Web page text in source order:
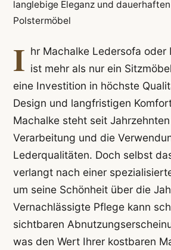
langlebige Eleganz und
Polstermöbel
I hr Machalke Ledersofa oder
ist mehr als nur ein
eine Investition in höchste
Design und langfristigen
Machalke steht seit
Verarbeitung und die
Lederqualitäten. Doch selbst
verlangt nach einer
um seine Schönheit über die
Vernachlässigte Pflege kann
sichtbaren
was den Wert Ihrer kostbaren